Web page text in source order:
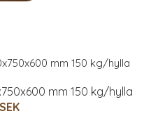
mm 150 kg/hylla